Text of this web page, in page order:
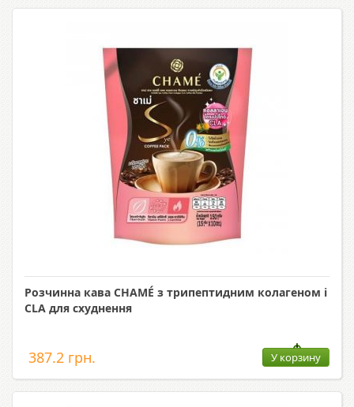
Розчинна кава CHAMÉ з трипептидним колагеном і
CLA для схуднення
387.2 грн. У корзину